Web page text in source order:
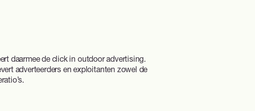
daarmee de click in outdoor advertising.
adverteerders en exploitanten zowel de